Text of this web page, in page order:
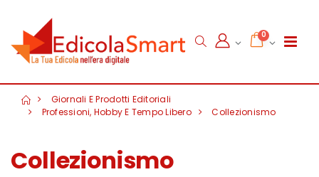
0
Giornali E Prodotti Editoriali
Professioni, Hobby E Tempo Libero
Collezionismo
Collezionismo